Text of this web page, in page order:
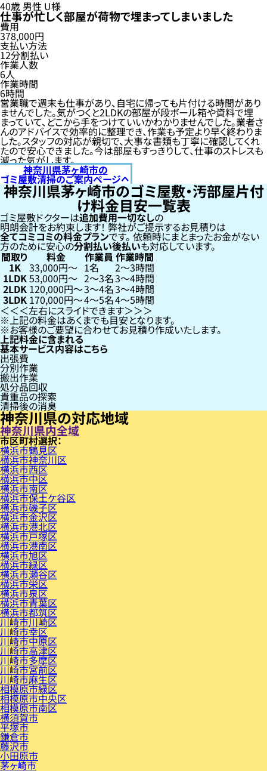
40歳 男性 U様
仕事が忙しく部屋が荷物で埋まってしまいました
費用
378,000円
支払い方法
12分割払い
作業人数
6人
作業時間
6時間
営業職で週末も仕事があり、自宅に帰っても片付ける時間があり
ませんでした。気がつくと2LDKの部屋が段ボール箱や資料で埋
まっていて、どこから手をつけていいかわかりませんでした。業者さ
んのアドバイスで効率的に整理でき、作業も予定より早く終わりま
した。スタッフの対応が親切で、大事な書類も丁寧に確認してくれ
たので安心できました。今は部屋もすっきりして、仕事のストレスも
減った気がします。
神奈川県茅ヶ崎市の
ゴミ屋敷清掃のご案内ページへ
神奈川県茅ヶ崎市のゴミ屋敷・汚部屋片付
け料金目安一覧表
ゴミ屋敷ドクターは追加費用一切なしの
明朗会計をお約束します！弊社がご提示するお見積りは
全てコミコミの料金プランです。依頼時にまとまったお金がない
方のために安心の分割払い後払いも対応しています。
間取り 料金 作業員 作業時間
1K 33,000円〜 1名 2〜3時間
1LDK53,000円〜 2〜3名3〜4時間
2LDK 120,000円〜3〜4名3〜4時間
3LDK 170,000円〜4〜5名4〜5時間
左右にスライドできます
上記の料金はあくまでも目安となります。
お客様のご要望に合わせてお見積り作成いたします。
上記料金に含まれる
基本サービス内容はこちら
出張費
分別作業
搬出作業
処分品回収
貴重品の探索
清掃後の消臭
神奈川県の対応地域
神奈川県内全域
市区町村
横浜市鶴見区
横浜市神奈川区
横浜市西区
横浜市中区
横浜市南区
横浜市保土ケ谷区
横浜市磯子区
横浜市金沢区
横浜市港北区
横浜市戸塚区
横浜市港南区
横浜市旭区
横浜市緑区
横浜市瀬谷区
横浜市栄区
横浜市泉区
横浜市青葉区
横浜市都筑区
川崎市川崎区
川崎市幸区
川崎市中原区
川崎市高津区
川崎市多摩区
川崎市宮前区
川崎市麻生区
相模原市緑区
相模原市中央区
相模原市南区
横須賀市
平塚市
鎌倉市
藤沢市
小田原市
茅ヶ崎市